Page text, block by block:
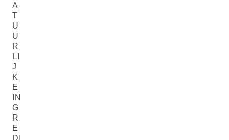
A
T
U
U
R
LI
J
K
E
IN
G
R
E
DI